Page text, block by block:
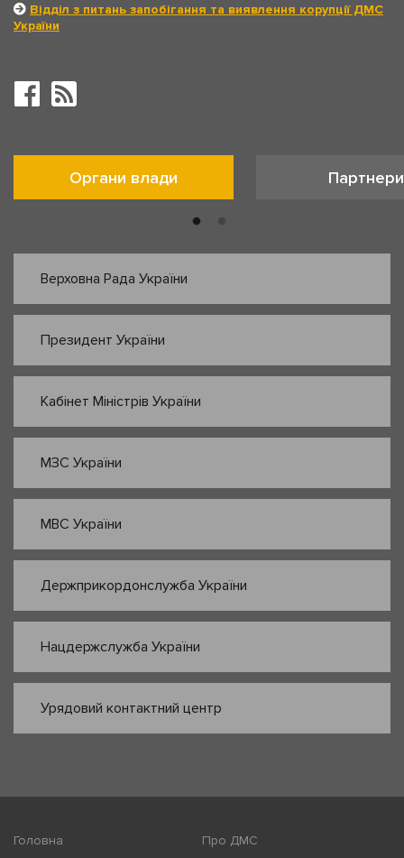
Відділ з питань запобігання та виявлення корупції ДМС
України
Органи влади Партнери
Верховна Рада України
Президент України
Кабінет Міністрів України
МЗС України
МВС України
Держприкордонслужба України
Нацдержслужба України
Урядовий контактний центр
Головна
Про ДМС